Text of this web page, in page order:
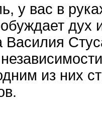
у вас в
дух
Василия
из них